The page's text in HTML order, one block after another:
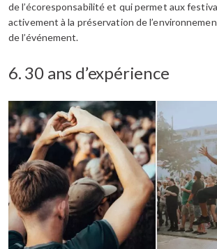
de l’écoresponsabilité et qui permet aux
activement à la préservation de
de l’événement.
6. 30 ans d’expérience